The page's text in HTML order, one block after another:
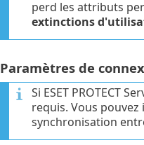
perd les attributs
extinctions
Paramètres de
Si ESET PROTECT
requis. Vous
synchronisation